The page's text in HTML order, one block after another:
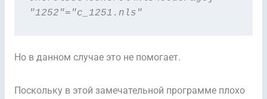
"1252"="c_1251.nls"
Но в данном случае это не помогает.
Поскольку в этой замечательной программе плохо